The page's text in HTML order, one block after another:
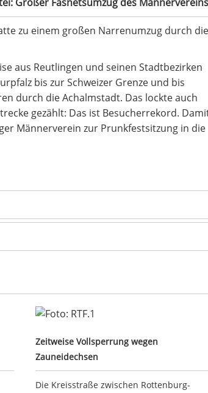
zu einem großen Narrenumzug durch die
aus Reutlingen und seinen Stadtbezirken
bis zur Schweizer Grenze und bis
durch die Achalmstadt. Das lockte auch
gezählt: Das ist Besucherrekord.
Männerverein zur Prunkfestsitzung in die
Freibad im Markwasen
Zeitweise Vollsperrung wegen
Zeitweise Vollsperrung wegen
Zauneidechsen
Die Kreisstraße zwischen Rottenburg-